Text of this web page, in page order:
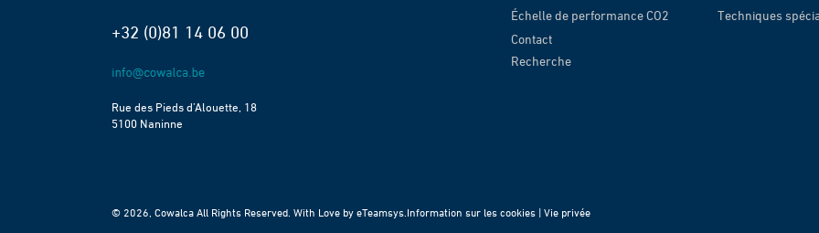
+32 (0)81 14 06 00
Rue des Pieds d’Alouette, 18
5100 Naninne
Échelle de performance CO2
Contact
Recherche
Techniques
© 2026, Cowalca All Rights Reserved. With Love by eTeamsys. Information sur les cookies | Vie privée